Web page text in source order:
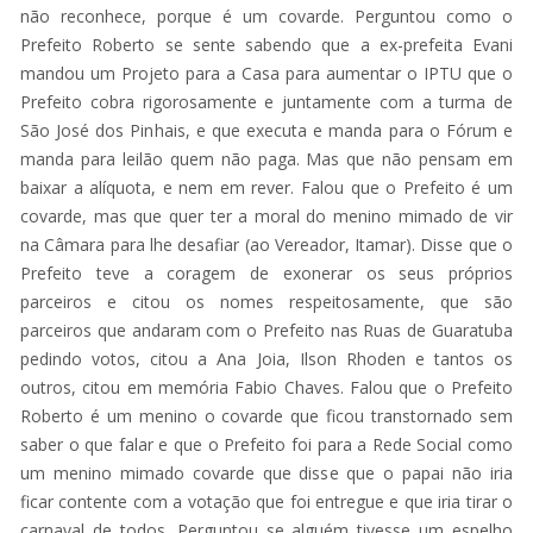
não reconhece, porque é um covarde. Perguntou como o
Prefeito Roberto se sente sabendo que a ex-prefeita Evani
mandou um Projeto para a Casa para aumentar o IPTU que o
Prefeito cobra rigorosamente e juntamente com a turma de
São José dos Pinhais, e que executa e manda para o Fórum e
manda para leilão quem não paga. Mas que não pensam em
baixar a alíquota, e nem em rever. Falou que o Prefeito é um
covarde, mas que quer ter a moral do menino mimado de vir
na Câmara para lhe desafiar (ao Vereador, Itamar). Disse que o
Prefeito teve a coragem de exonerar os seus próprios
parceiros e citou os nomes respeitosamente, que são
parceiros que andaram com o Prefeito nas Ruas de Guaratuba
pedindo votos, citou a Ana Joia, Ilson Rhoden e tantos os
outros, citou em memória Fabio Chaves. Falou que o Prefeito
Roberto é um menino o covarde que ficou transtornado sem
saber o que falar e que o Prefeito foi para a Rede Social como
um menino mimado covarde que disse que o papai não iria
ficar contente com a votação que foi entregue e que iria tirar o